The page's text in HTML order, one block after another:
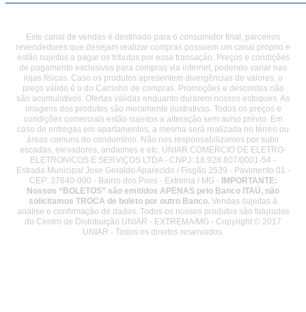
Este canal de vendas é destinado para o consumidor final, parceiros
revendedores que desejam realizar compras possuem um canal proprio e
estão sujeitos a pagar os tributos por essa transação. Preços e condições
de pagamento exclusivos para compras via internet, podendo variar nas
lojas físicas. Caso os produtos apresentem divergências de valores, o
preço válido é o do Carrinho de compras. Promoções e descontos não
são acumulativos. Ofertas válidas enquanto durarem nossos estoques. As
imagens dos produtos são meramente ilustrativas. Todos os preços e
condições comerciais estão sujeitos a alteração sem aviso prévio. Em
caso de entregas em apartamentos, a mesma será realizada no térreo ou
áreas comuns do condomínio. Não nos responsabilizamos por subir
escadas, elevadores, andaimes e etc. UNIAR COMERCIO DE ELETRO-
ELETRONICOS E SERVIÇOS LTDA - CNPJ: 18.928.807/0001-54 -
Estrada Municipal Jose Geraldo Aparecido / Fisgão 2539 - Pavimento 01 -
CEP: 37640-000 - Bairro dos Pires - Extrema / MG - IMPORTANTE:
Nossos “BOLETOS” são emitidos APENAS pelo Banco ITAÚ, não
solicitamos TROCA de boleto por outro Banco. Vendas sujeitas à
análise e confirmação de dados. Todos os nossos produtos são faturados
do Centro de Distribuição UNIAR - EXTREMA/MG - Copyright © 2017
UNIAR - Todos os direitos reservados.